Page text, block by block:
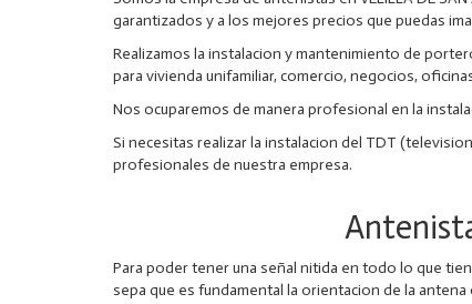
garantizados y a los mejores precios que puedas
Realizamos la instalacion y mantenimiento de
para vivienda unifamiliar, comercio, negocios,
Nos ocuparemos de manera profesional en la
Si necesitas realizar la instalacion del TDT
profesionales de nuestra empresa.
Para poder tener una señal nitida en todo lo que
sepa que es fundamental la orientacion de la